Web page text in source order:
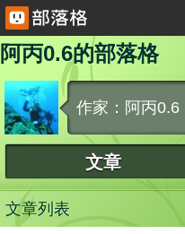
阿丙0.6的部落格
作家：阿丙0.6
文章
文章列表